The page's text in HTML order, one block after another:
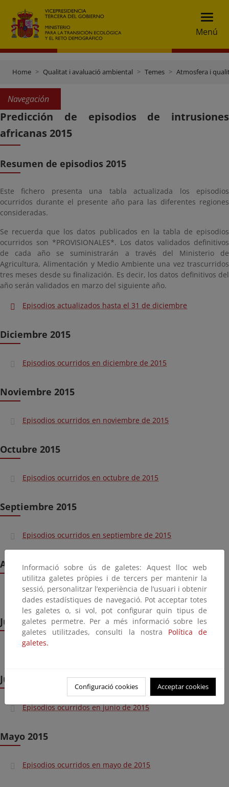
Menú
Home Qualitat i avaluació ambiental Temes Atmosfera i
Navegación
Predicción de episodios de intrusiones
africanas 2015
Resumen de episodios 2015
Este fichero presenta una tabla actualizada los episodios
ocurridos durante el presente año para las diferentes regiones
consideradas.
Se recuerda que los datos publicados en la tabla de episodios
ocurridos son *PROVISIONALES*. Los datos validados definitivos
de cada año se suministrarán a través del Ministerio de
Agricultura, Alimentación y Medio Ambiente una vez trascurridos
tres meses desde su finalización. Es decir, los datos definitivos del
año serán validados en marzo del siguiente año.
Episodios actualizados hasta el 31 de diciembre
Diciembre 2015
Episodios ocurridos en diciembre de 2015
Noviembre 2015
Episodios ocurridos en noviembre de 2015
Octubre 2015
Episodios ocurridos en octubre de 2015
Septiembre 2015
Episodios ocurridos en septiembre de 2015
Agosto 2015
Episodios ocurridos en agosto de 2015
Julio 2015
Episodios ocurridos en julio de 2015
Junio 2015
Episodios ocurridos en junio de 2015
Mayo 2015
Episodios ocurridos en mayo de 2015
Informació sobre ús de galetes: Aquest lloc web
utilitza galetes pròpies i de tercers per mantenir la
sessió, personalitzar l’experiència de l’usuari i obtenir
dades estadístiques de navegació. Pot acceptar totes
les galetes o, si vol, pot configurar quin tipus de
galetes permetre. Per a més informació sobre les
galetes utilitzades, consulti la nostra Política de
galetes.
Configuració cookies Acceptar cookies